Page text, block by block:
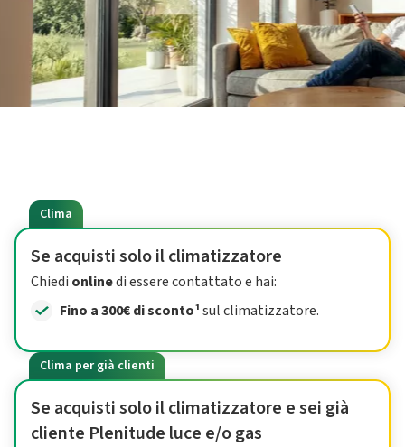
Clima
Se acquisti solo il climatizzatore
Chiedi onlinedi essere contattato e hai:
Fino a 300€ di sconto¹sul climatizzatore.
Clima per già clienti
Se acquisti solo il climatizzatore e sei già
cliente Plenitude luce e/o gas